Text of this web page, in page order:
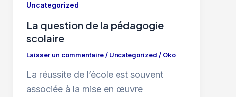
Uncategorized
La question de la pédagogie
scolaire
Laisser un commentaire/ Uncategorized / Oko
La réussite de l’école est souvent
associée à la mise en œuvre